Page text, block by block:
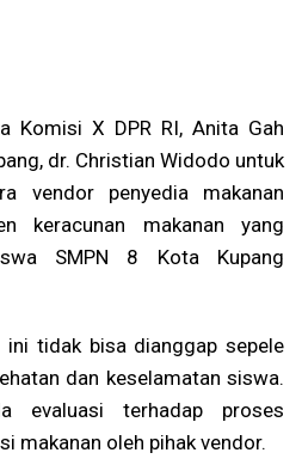
Komisi X DPR RI, Anita Gah
dr. Christian Widodo untuk
vendor penyedia makanan
keracunan makanan yang
SMPN 8 Kota Kupang
ini tidak bisa dianggap sepele
dan keselamatan siswa.
evaluasi terhadap proses
makanan oleh pihak vendor.